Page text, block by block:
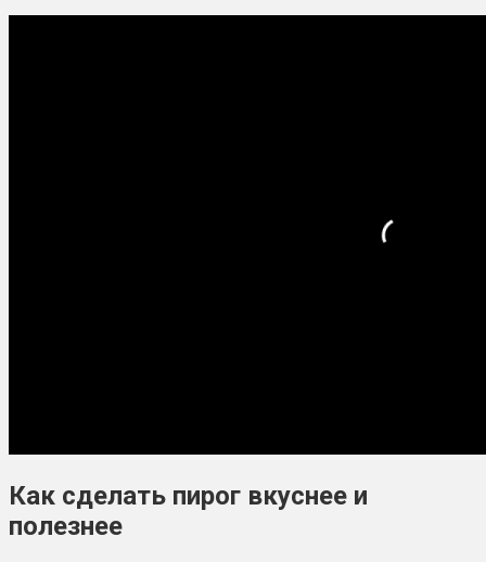
Как сделать пирог вкуснее и
полезнее